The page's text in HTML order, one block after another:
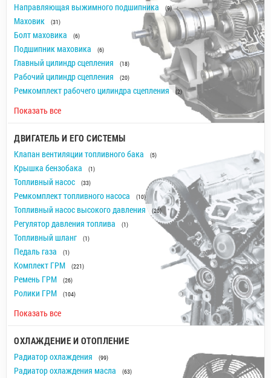
Направляющая выжимного подшипника (9)
Маховик (31)
Болт маховика (6)
Подшипник маховика (6)
Главный цилиндр сцепления (18)
Рабочий цилиндр сцепления (20)
Ремкомплект рабочего цилиндра сцепления (2)
Показать все
ДВИГАТЕЛЬ И ЕГО СИСТЕМЫ
Клапан вентиляции топливного бака (5)
Крышка бензобака (1)
Топливный насос (33)
Ремкомплект топливного насоса (10)
Топливный насос высокого давления (20)
Регулятор давления топлива (1)
Топливный шланг (1)
Педаль газа (1)
Комплект ГРМ (221)
Ремень ГРМ (26)
Ролики ГРМ (104)
Показать все
ОХЛАЖДЕНИЕ И ОТОПЛЕНИЕ
Радиатор охлаждения (99)
Радиатор охлаждения масла (63)